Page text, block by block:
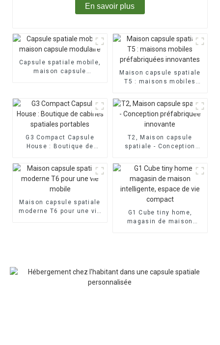
En savoir plus
Capsule spatiale mobile,
maison capsule
Maison capsule spatiale
T5 : maisons mobiles
G3 Compact Capsule
House : Boutique de
T2, Maison capsule
spatiale - Conception
Maison capsule spatiale
moderne T6 pour une vie
G1 Cube tiny home,
magasin de maison